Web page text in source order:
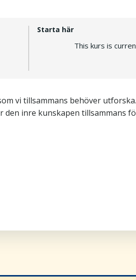
Starta här
This kurs is
vi tillsammans behöver
inre kunskapen tillsammans